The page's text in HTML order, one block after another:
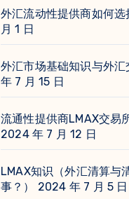
外汇流动性提供商如何选
月 1 日
外汇市场基础知识与外
年 7 月 15 日
流通性提供商LMAX交易
2024 年 7 月 12 日
LMAX知识（外汇清算与
事？）
2024 年 7 月 5 日